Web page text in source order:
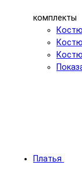
комплекты
Платья